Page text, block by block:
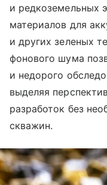
и редкоземельных
материалов для
и других зеленых
фонового шума
и недорого
выделяя
разработок без
скважин.